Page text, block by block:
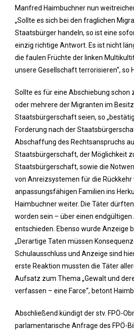
Manfred Haimbuchner nun
„Sollte es sich bei den fraglichen
Staatsbürger handeln, so ist eine
einzig richtige Antwort. Es ist nicht
die faulen Früchte der linken
unsere Gesellschaft terrorisieren“, so
Sollte es für eine Abschiebung schon
oder mehrere der Migranten im
Staatsbürgerschaft seien, so
Forderung nach der
Abschaffung des Rechtsanspruchs
Staatsbürgerschaft, der Möglichkeit
Staatsbürgerschaft, sowie die
von Anreizsystemen für die Rückkehr
anpassungsfähigen Familien ins
Haimbuchner weiter. Die Täter
worden sein – über einen
entschieden. Ebenso wurde Anzeige
„Derartige Taten müssen
Schulausschluss und Anzeige sind
erste Reaktion mussten die Täter
Aufsatz zum Thema „Gewalt und
verfassen – eine Farce“, betont
Abschließend kündigt der stv. FPÖ-
parlamentarische Anfrage des FPÖ-